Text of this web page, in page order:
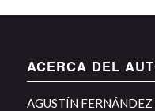
ACERCA DEL
AGUSTÍN